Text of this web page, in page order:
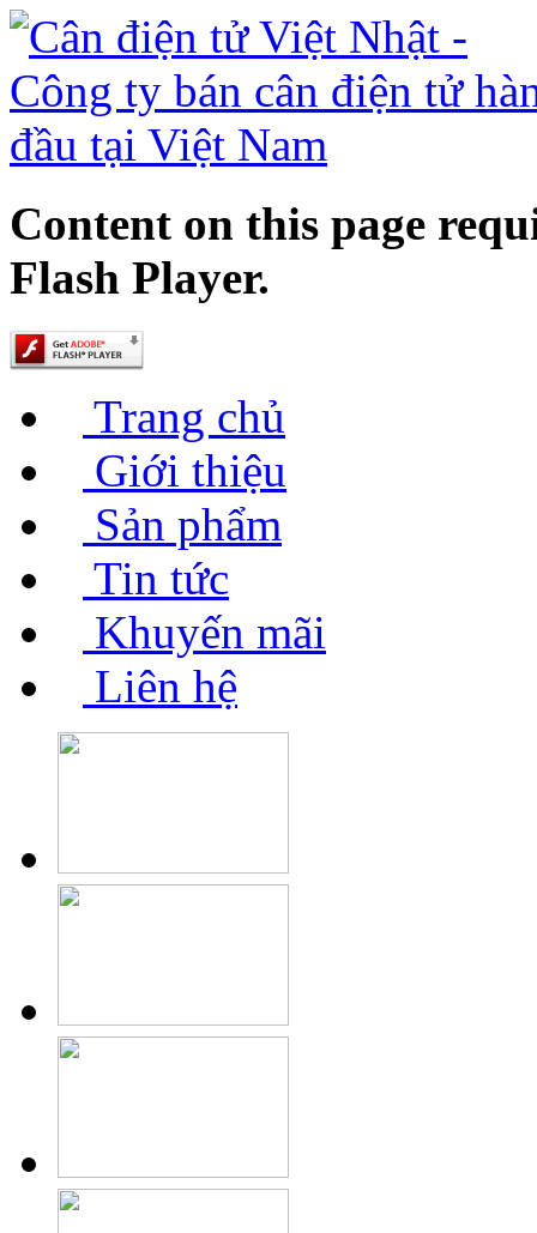
Content on this page
Flash Player.
Trang chủ
Giới thiệu
Sản phẩm
Tin tức
Khuyến mãi
Liên hệ